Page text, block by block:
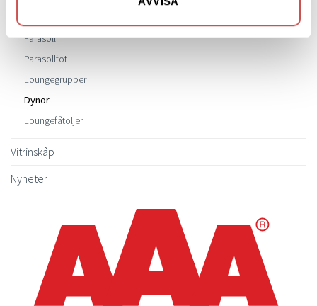
Parasoll
Parasollfot
Loungegrupper
Dynor
Loungefåtöljer
Vitrinskåp
Nyheter